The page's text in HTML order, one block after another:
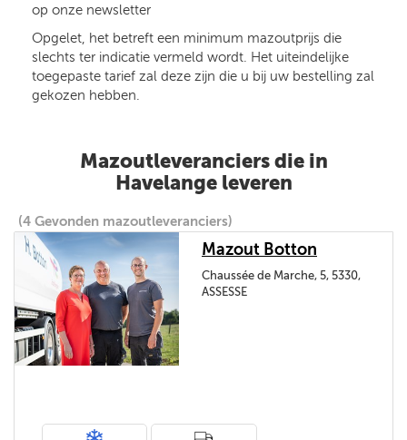
op onze newsletter
Opgelet, het betreft een minimum mazoutprijs die
slechts ter indicatie vermeld wordt. Het uiteindelijke
toegepaste tarief zal deze zijn die u bij uw bestelling zal
gekozen hebben.
Mazoutleveranciers die in
Havelange leveren
(4 Gevonden mazoutleveranciers)
Mazout Botton
Chaussée de Marche, 5, 5330,
ASSESSE